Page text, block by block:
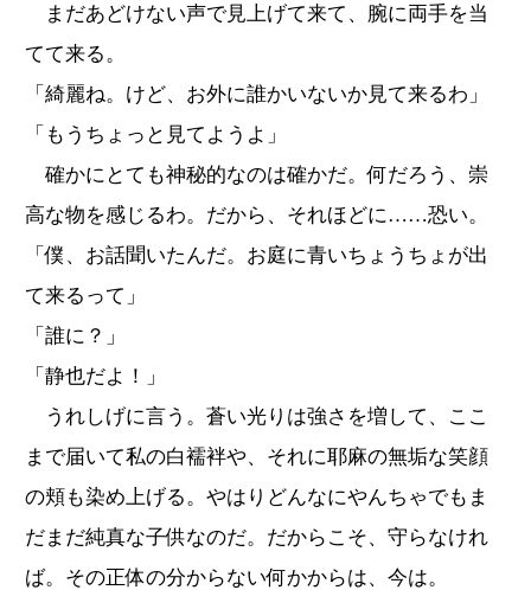
まだあどけない声で見上げて来て、腕に両手を当
てて来る。
「綺麗ね。けど、お外に誰かいないか見て来るわ」
「もうちょっと見てようよ」
確かにとても神秘的なのは確かだ。何だろう、崇
高な物を感じるわ。だから、それほどに……恐い。
「僕、お話聞いたんだ。お庭に青いちょうちょが出
て来るって」
「誰に？」
「静也だよ！」
うれしげに言う。蒼い光りは強さを増して、ここ
まで届いて私の白襦袢や、それに耶麻の無垢な笑顔
の頬も染め上げる。やはりどんなにやんちゃでもま
だまだ純真な子供なのだ。だからこそ、守らなけれ
ば。その正体の分からない何かからは、今は。